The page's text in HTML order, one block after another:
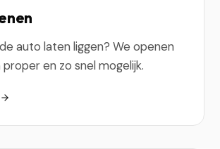
auto laten liggen? We openen
en zo snel mogelijk.